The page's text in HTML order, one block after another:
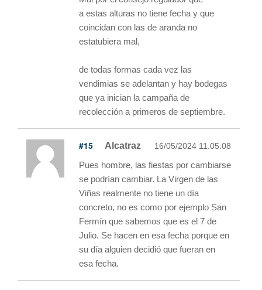
a estas alturas no tiene fecha y que
coincidan con las de aranda no
estatubiera mal,
de todas formas cada vez las
vendimias se adelantan y hay bodegas
que ya inician la campaña de
recolección a primeros de septiembre.
#15 Alcatraz 16/05/2024 11:05:08
Pues hombre, las fiestas por cambiarse
se podrían cambiar. La Virgen de las
Viñas realmente no tiene un día
concreto, no es como por ejemplo San
Fermín que sabemos que es el 7 de
Julio. Se hacen en esa fecha porque en
su día alguien decidió que fueran en
esa fecha.